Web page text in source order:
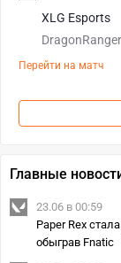
XLG Esports
DragonRanger
Перейти на матч
Главные
23.06 в 00:59
Paper Rex
обыграв Fnatic